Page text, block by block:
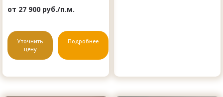
от 27 900 руб./п.м.
Уточнить
цену
Подробнее